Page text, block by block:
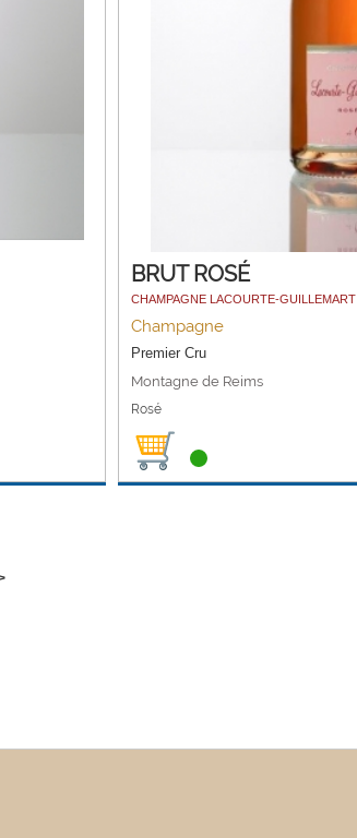
BRUT ROSÉ
CHAMPAGNE LACOURTE-GUILLEMART
Champagne
Premier Cru
Montagne de Reims
Rosé